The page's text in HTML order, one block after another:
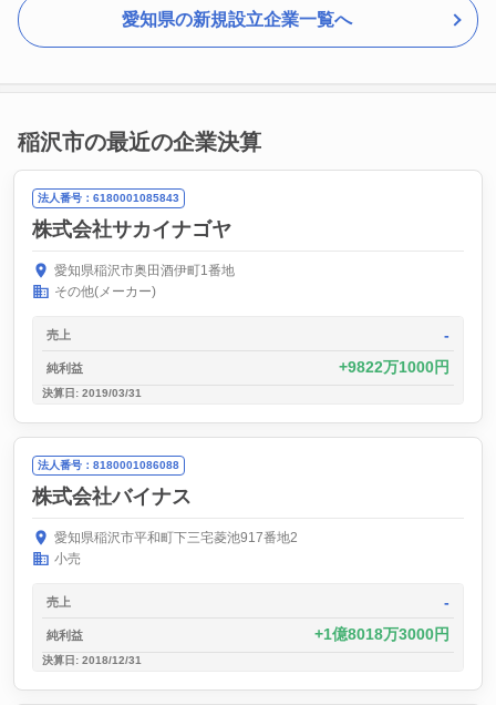
愛知県の新規設立企業一覧へ
稲沢市の最近の企業決算
法人番号：6180001085843
株式会社サカイナゴヤ
愛知県稲沢市奥田酒伊町1番地
その他(メーカー)
売上 -
純利益 9822万1000円
決算日: 2019/03/31
法人番号：8180001086088
株式会社バイナス
愛知県稲沢市平和町下三宅菱池917番地2
小売
売上 -
純利益 1億8018万3000円
決算日: 2018/12/31